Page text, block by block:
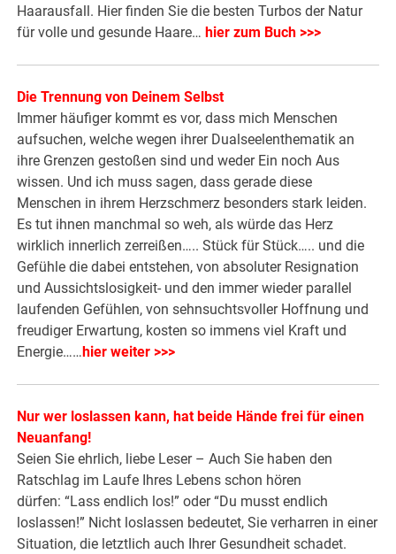
Haarausfall. Hier finden Sie die besten Turbos der Natur
für volle und gesunde Haare… hier zum Buch >>>
Die Trennung von Deinem Selbst
Immer häufiger kommt es vor, dass mich Menschen
aufsuchen, welche wegen ihrer Dualseelenthematik an
ihre Grenzen gestoßen sind und weder Ein noch Aus
wissen. Und ich muss sagen, dass gerade diese
Menschen in ihrem Herzschmerz besonders stark leiden.
Es tut ihnen manchmal so weh, als würde das Herz
wirklich innerlich zerreißen….. Stück für Stück….. und die
Gefühle die dabei entstehen, von absoluter Resignation
und Aussichtslosigkeit- und den immer wieder parallel
laufenden Gefühlen, von sehnsuchtsvoller Hoffnung und
freudiger Erwartung, kosten so immens viel Kraft und
Energie…… hier weiter >>>
Nur wer loslassen kann, hat beide Hände frei für einen
Neuanfang!
Seien Sie ehrlich, liebe Leser – Auch Sie haben den
Ratschlag im Laufe Ihres Lebens schon hören
dürfen: “Lass endlich los!” oder “Du musst endlich
loslassen!” Nicht loslassen bedeutet, Sie verharren in einer
Situation, die letztlich auch Ihrer Gesundheit schadet.